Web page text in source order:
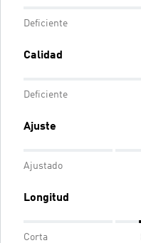
Deficiente
Calidad
Deficiente
Ajuste
Ajustado
Longitud
Corta